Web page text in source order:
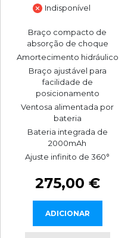
Indisponível
Braço compacto de
absorção de choque
Amortecimento hidráulico
Braço ajustável para
facilidade de
posicionamento
Ventosa alimentada por
bateria
Bateria integrada de
2000mAh
Ajuste infinito de 360°
275,00 €
ADICIONAR